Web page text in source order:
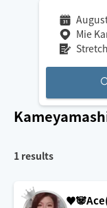
Mie
1 results